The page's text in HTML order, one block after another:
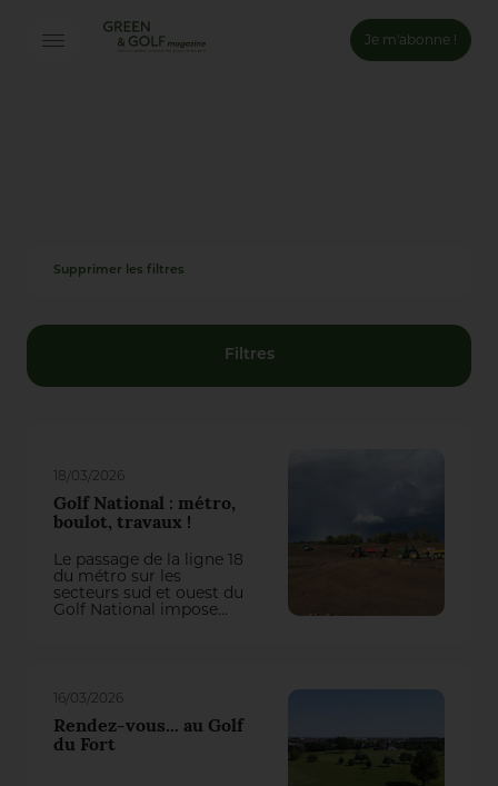
Je m'abonne !
Supprimer les filtres
Filtres
18/03/2026
Golf National : métro,
boulot, travaux !
Le passage de la ligne 18
du métro sur les
secteurs sud et ouest du
Golf National impose
penser qu’il y perde des
plumes, mais la
première intervention
du groupement Natural
16/03/2026
Rendez-vous... au Golf
du Fort